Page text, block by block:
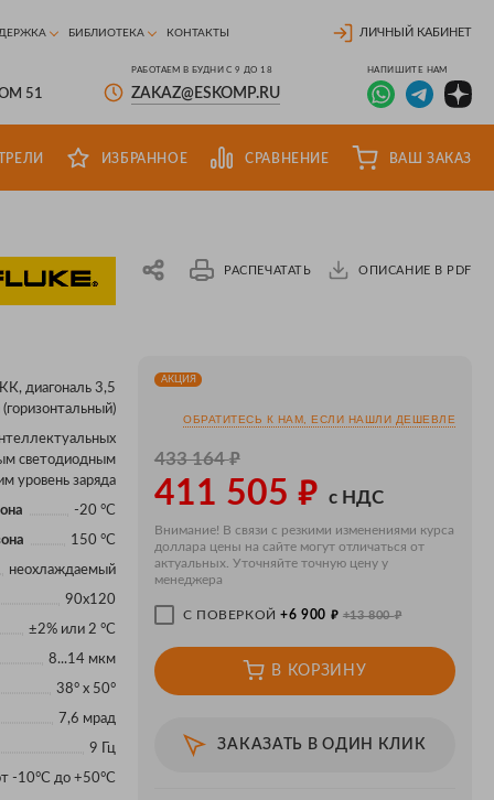
БИБЛИОТЕКА КОНТАКТЫ ЛИЧНЫЙ КАБИНЕТ
51
РАБОТАЕМ В БУДНИ С 9 ДО 18
ZAKAZ@ESKOMP.RU
НАПИШИТЕ НАМ
ИЗБРАННОЕ СРАВНЕНИЕ ВАШ ЗАКАЗ
РАСПЕЧАТАТЬ ОПИСАНИЕ В PDF
диагональ 3,5
светодиодным
уровень заряда
-20 °C
150 °C
неохлаждаемый
90х120
±2% или 2 °C
8...14 мкм
38° x 50°
7,6 мрад
9 Гц
-10°С до +50°С
АКЦИЯ
ОБРАТИТЕСЬ К НАМ, ЕСЛИ НАШЛИ ДЕШЕВЛЕ
433 164₽
411 505 ₽ с НДС
Внимание! В связи с резкими изменениями курса
доллара цены на сайте могут отличаться от
актуальных. Уточняйте точную цену у
менеджера
С ПОВЕРКОЙ+6 900 ₽ +13 800₽
В КОРЗИНУ
ЗАКАЗАТЬ В ОДИН КЛИК